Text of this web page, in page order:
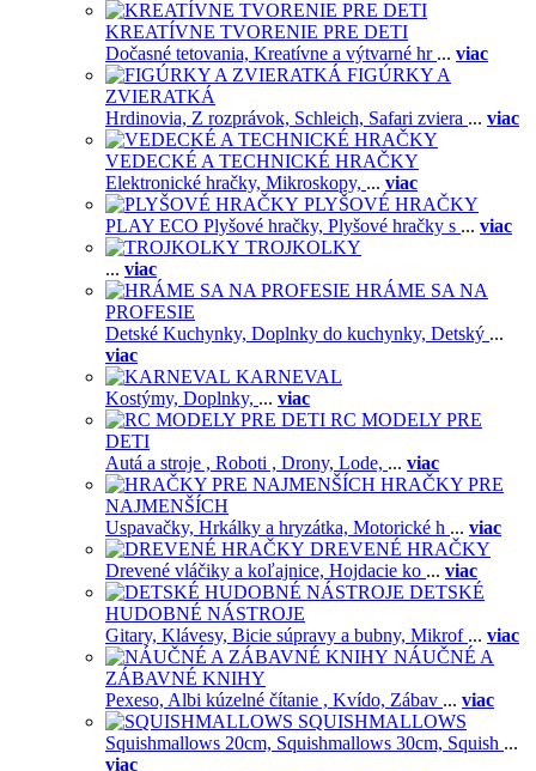
KREATÍVNE TVORENIE PRE DETI
Dočasné tetovania, Kreatívne a výtvarné hr ... viac
FIGÚRKY A
ZVIERATKÁ
Hrdinovia, Z rozprávok, Schleich, Safari zviera ... viac
VEDECKÉ A TECHNICKÉ HRAČKY
Elektronické hračky, Mikroskopy, ... viac
PLYŠOVÉ HRAČKY
PLAY ECO Plyšové hračky, Plyšové hračky s ... viac
TROJKOLKY
... viac
HRÁME SA NA
PROFESIE
Detské Kuchynky, Doplnky do kuchynky, Detský ...
viac
KARNEVAL
Kostýmy, Doplnky, ... viac
RC MODELY PRE
DETI
Autá a stroje , Roboti , Drony, Lode, ... viac
HRAČKY PRE
NAJMENŠÍCH
Uspavačky, Hrkálky a hryzátka, Motorické h ... viac
DREVENÉ HRAČKY
Drevené vláčiky a koľajnice, Hojdacie ko ... viac
DETSKÉ
HUDOBNÉ NÁSTROJE
Gitary, Klávesy, Bicie súpravy a bubny, Mikrof ... viac
NÁUČNÉ A
ZÁBAVNÉ KNIHY
Pexeso, Albi kúzelné čítanie , Kvído, Zábav ... viac
SQUISHMALLOWS
Squishmallows 20cm, Squishmallows 30cm, Squish ...
viac